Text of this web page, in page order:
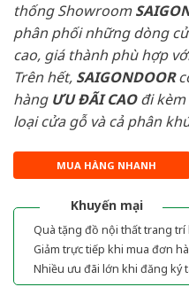
thống Showroom
phân phối những dòng
cao, giá thành phù hợp
Trên hết, SAIGONDOOR
hàng ƯU ĐÃI CAOđi
loại cửa gỗ và cả phân
MUA HÀNG NHANH
Khuyến mại
Quà tặng đồ nội thất trang trí
Giảm trực tiếp khi mua đơn
Nhiều ưu đãi lớn khi đăng ký